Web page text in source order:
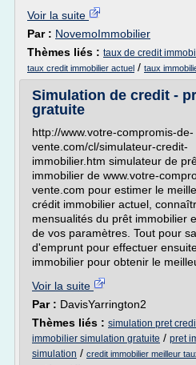
Voir la suite
Par : NovemoImmobilier
Thèmes liés : taux de credit
taux credit immobilier actuel / taux
Simulation de credit -
gratuite
http://www.votre-compromis-de-
vente.com/cl/simulateur-credit-
immobilier.htm simulateur de
immobilier de www.votre-
vente.com pour estimer le
crédit immobilier actuel,
mensualités du prêt immobilier
de vos paramètres. Tout pour
d'emprunt pour effectuer
immobilier pour obtenir le
Voir la suite
Par : DavisYarrington2
Thèmes liés : simulation pret
immobilier simulation gratuite / pret
simulation / credit immobilier meilleur